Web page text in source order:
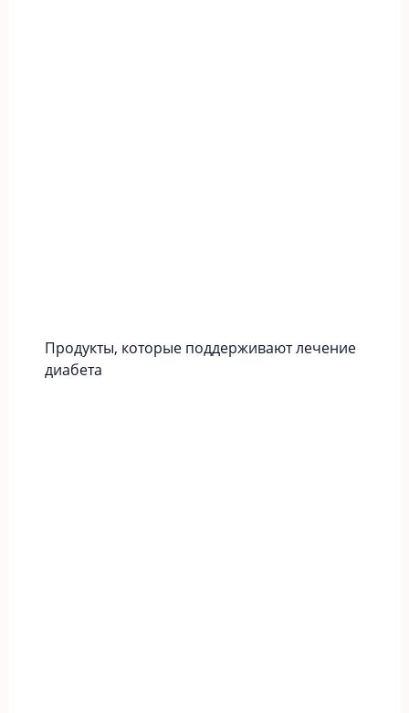
Продукты, которые поддерживают лечение
диабета